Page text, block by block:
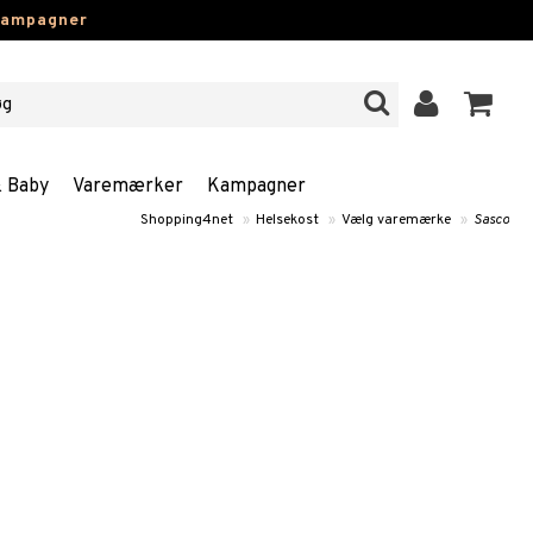
Baby Varemærker Kampagner
Shopping4net » Helsekost » Vælg varemærke » Sasco